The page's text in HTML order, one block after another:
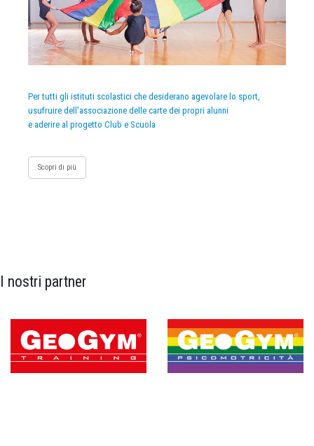
Per tutti gli istituti scolastici che desiderano agevolare lo sport,
usufruire dell’associazione delle carte dei propri alunni
e aderire al progetto Club e Scuola
Scopri di più
I nostri partner